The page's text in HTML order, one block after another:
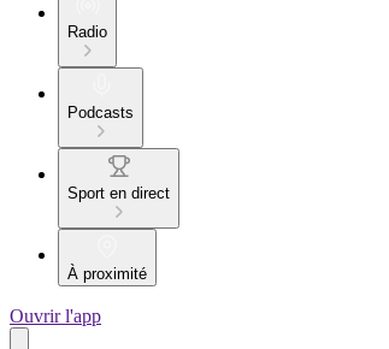
Radio
Podcasts
Sport en direct
À proximité
Ouvrir l'app